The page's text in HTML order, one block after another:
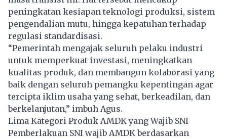
peningkatan kesiapan teknologi produksi, sistem
pengendalian mutu, hingga kepatuhan terhadap
regulasi standardisasi.
“Pemerintah mengajak seluruh pelaku industri
untuk memperkuat investasi, meningkatkan
kualitas produk, dan membangun kolaborasi yang
baik dengan seluruh pemangku kepentingan agar
tercipta iklim usaha yang sehat, berkeadilan, dan
berkelanjutan,” imbuh Agus.
Lima Kategori Produk AMDK yang Wajib SNI
Pemberlakuan SNI wajib AMDK berdasarkan